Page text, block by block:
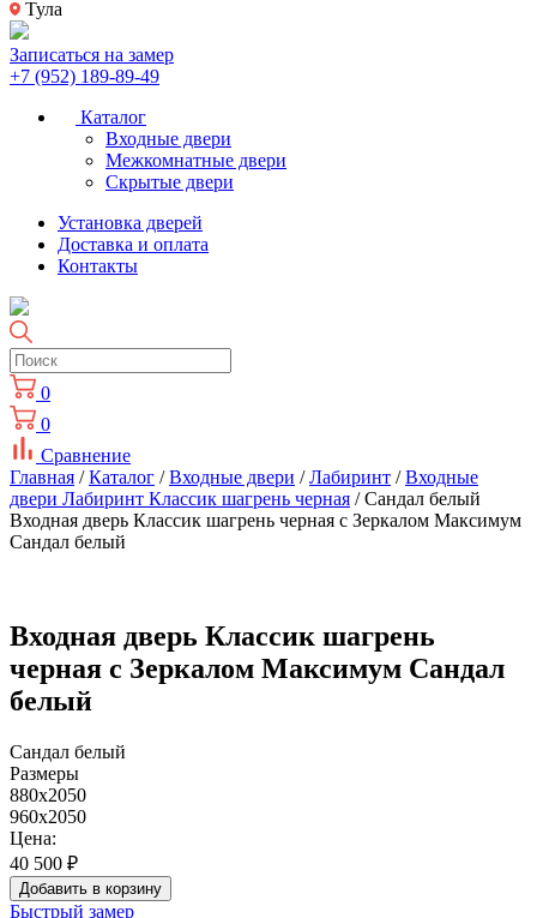
Тула
Записаться на замер
+7 (952) 189-89-49
Каталог
Входные двери
Межкомнатные двери
Скрытые двери
Установка дверей
Доставка и оплата
Контакты
0
0
Сравнение
Главная /Каталог /Входные двери /Лабиринт /Входные
двери Лабиринт Классик шагрень черная / Сандал белый
Входная дверь Классик шагрень черная с Зеркалом Максимум
Сандал белый
Входная дверь Классик шагрень
черная с Зеркалом Максимум Сандал
белый
Сандал белый
Размеры
880x2050
960x2050
Цена:
40 500 ₽
Добавить в корзину
Быстрый замер